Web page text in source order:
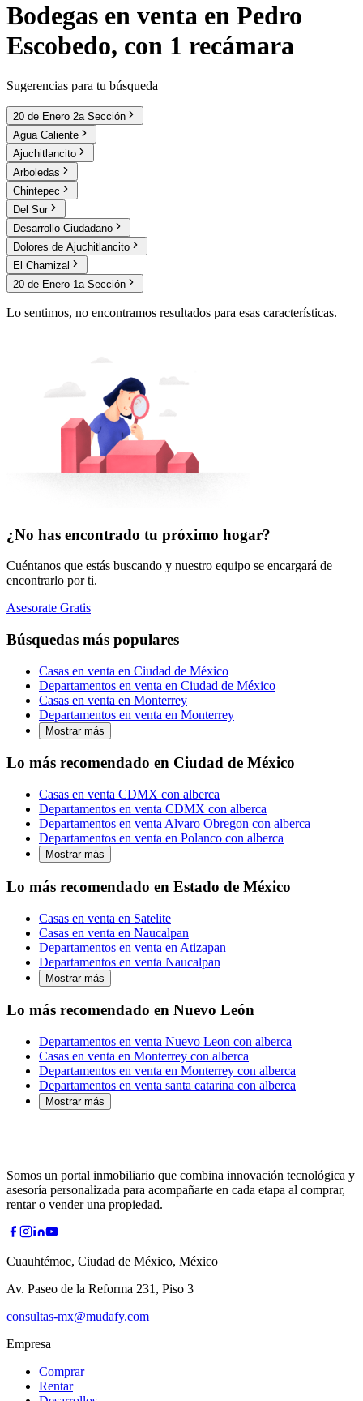
Bodegas en venta en Pedro
Escobedo, con 1 recámara
Sugerencias para tu búsqueda
20 de Enero 2a Sección
Agua Caliente
Ajuchitlancito
Arboledas
Chintepec
Del Sur
Desarrollo Ciudadano
Dolores de Ajuchitlancito
El Chamizal
20 de Enero 1a Sección
Lo sentimos, no encontramos resultados para esas características.
¿No has encontrado tu próximo hogar?
Cuéntanos que estás buscando y nuestro equipo se encargará de
encontrarlo por ti.
Asesorate Gratis
Búsquedas más populares
Casas en venta en Ciudad de México
Departamentos en venta en Ciudad de México
Casas en venta en Monterrey
Departamentos en venta en Monterrey
Mostrar más
Lo más recomendado en Ciudad de México
Casas en venta CDMX con alberca
Departamentos en venta CDMX con alberca
Departamentos en venta Alvaro Obregon con alberca
Departamentos en venta en Polanco con alberca
Mostrar más
Lo más recomendado en Estado de México
Casas en venta en Satelite
Casas en venta en Naucalpan
Departamentos en venta en Atizapan
Departamentos en venta Naucalpan
Mostrar más
Lo más recomendado en Nuevo León
Departamentos en venta Nuevo Leon con alberca
Casas en venta en Monterrey con alberca
Departamentos en venta en Monterrey con alberca
Departamentos en venta santa catarina con alberca
Mostrar más
Somos un portal inmobiliario que combina innovación tecnológica y
asesoría personalizada para acompañarte en cada etapa al comprar,
rentar o vender una propiedad.
Cuauhtémoc, Ciudad de México, México
Av. Paseo de la Reforma 231, Piso 3
consultas-mx@mudafy.com
Empresa
Comprar
Rentar